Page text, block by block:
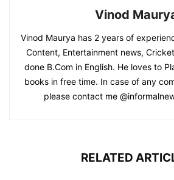
Vinod
Vinod Maurya has 2 years of
Content, Entertainment news,
done B.Com in English. He loves to
books in free time. In case of any
please contact me
RELATED